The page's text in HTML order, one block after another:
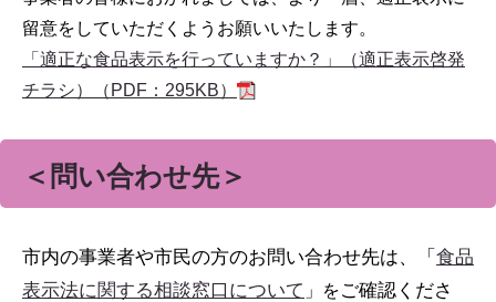
留意をしていただくようお願いいたします。
「適正な食品表示を行っていますか？」（適正表示啓発
チラシ）（PDF：295KB）
＜問い合わせ先＞
市内の事業者や市民の方のお問い合わせ先は、「 食品
表示法に関する相談窓口について 」をご確認くださ